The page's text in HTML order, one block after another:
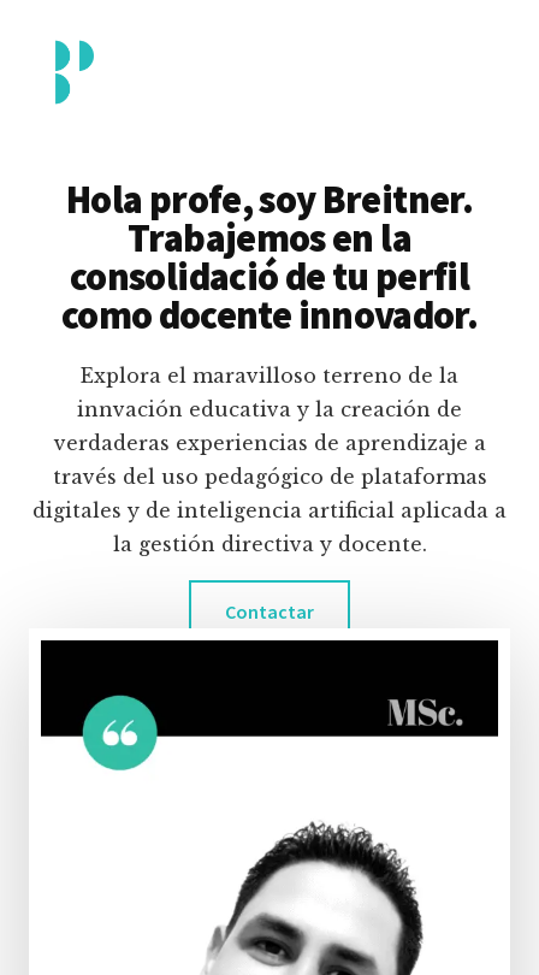
contenido
principal
menu
Piedrahita
docente
pedagógico
educativas
digitales
inteligencia
artificial.
Hola profe, soy Breitner.
Trabajemos en la
consolidació de tu perfil
como docente innovador.
Explora el maravilloso terreno de la
innvación educativa y la creación de
verdaderas experiencias de aprendizaje a
través del uso pedagógico de plataformas
digitales y de inteligencia artificial aplicada a
la gestión directiva y docente.
Contactar